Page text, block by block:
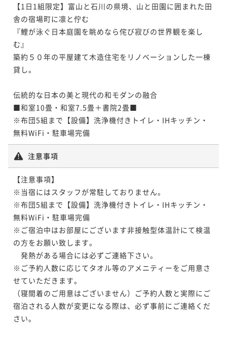
【1日1組限定】富山と石川の県境、山と田園に囲まれた田
舎の宿場町に凛と佇む
『鯉が泳ぐ日本庭園を眺めなら侘び寂びの世界観を楽し
む』
築約５０年の平屋建て木造住宅をリノベーションした一棟
貸し。
伝統的な日本の美と現代の和モダンの融合
■和室10畳・和室7.5畳＋書院2畳■
※布団5組まで【設備】洗浄機付きトイレ・IHキッチン・
無料WiFi・駐車場完備
注意事項
【注意事項】
※当宿にはスタッフが常駐しておりません。
※布団5組まで【設備】洗浄機付きトイレ・IHキッチン・
無料WiFi・駐車場完備
※ご宿泊中はお部屋にございます非接触型体温計にて検温
の方をお願い致します。
発熱がある場合には必ずご連絡下さい。
※ご予約人数に応じてタオル等のアメニティーをご用意さ
せていただきます。
（寝間着のご用意はございません）ご予約人数と実際にご
宿泊される人数が変更になる際は、必ず事前にご連絡くだ
さい。